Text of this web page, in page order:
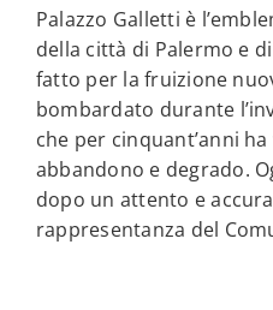
Palazzo Galletti è
della città di Palermo e
fatto per la fruizione
bombardato durante
che per cinquant’anni
abbandono e degrado.
dopo un attento e
rappresentanza del